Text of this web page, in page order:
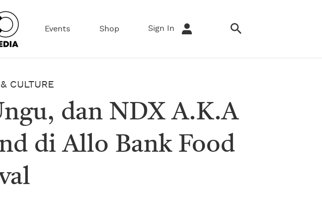
Events Shop Sign In
CULTURE
dan NDX A.K.A
di Allo Bank Food